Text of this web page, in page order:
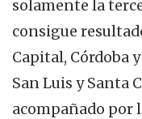
solamente la
consigue
Capital, Córdoba
San Luis y Santa
acompañado por